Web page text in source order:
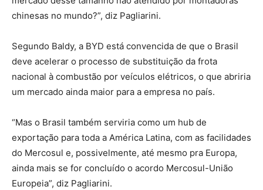
chinesas no mundo?”, diz Pagliarini.
Segundo Baldy, a BYD está convencida de que o Brasil
deve acelerar o processo de substituição da frota
nacional à combustão por veículos elétricos, o que abriria
um mercado ainda maior para a empresa no país.
“Mas o Brasil também serviria como um hub de
exportação para toda a América Latina, com as facilidades
do Mercosul e, possivelmente, até mesmo pra Europa,
ainda mais se for concluído o acordo Mercosul-União
Europeia”, diz Pagliarini.